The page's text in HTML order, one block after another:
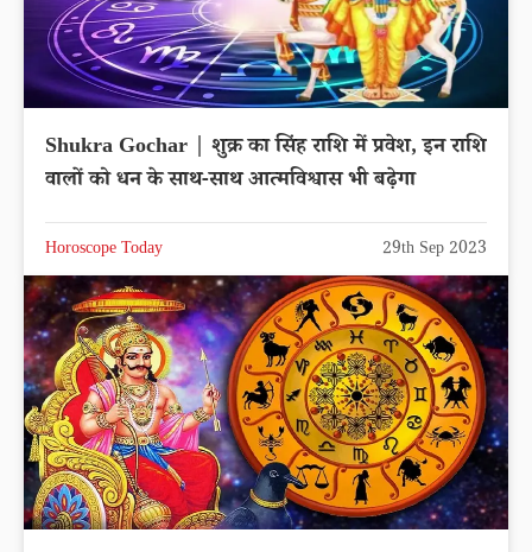
Shukra Gochar | शुक्र का सिंह राशि में प्रवेश, इन राशि
वालों को धन के साथ-साथ आत्मविश्वास भी बढ़ेगा
Horoscope Today 29th Sep 2023